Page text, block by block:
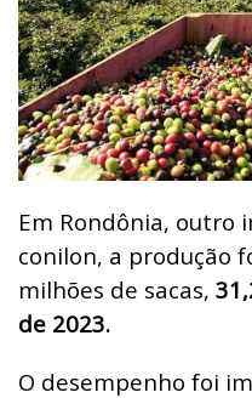
Em Rondônia,
conilon, a produção
milhões de sacas,
de 2023.
O desempenho foi